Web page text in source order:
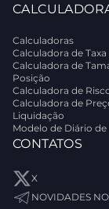
Calculadoras
Calculadora de
Calculadora de
Posição
Calculadora de
Calculadora de
Liquidação
Modelo de Diário de
CONTATOS
X
NOVIDADES